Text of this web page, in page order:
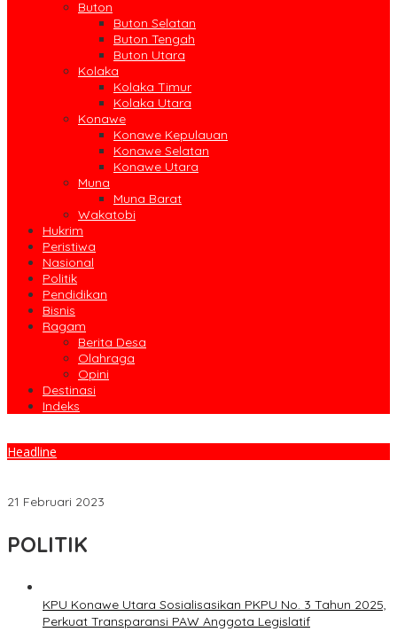
Buton
Buton Selatan
Buton Tengah
Buton Utara
Kolaka
Kolaka Timur
Kolaka Utara
Konawe
Konawe Kepulauan
Konawe Selatan
Konawe Utara
Muna
Muna Barat
Wakatobi
Hukrim
Peristiwa
Nasional
Politik
Pendidikan
Bisnis
Ragam
Berita Desa
Olahraga
Opini
Destinasi
Indeks
Headline
21 Februari 2023
POLITIK
KPU Konawe Utara Sosialisasikan PKPU No. 3 Tahun 2025,
Perkuat Transparansi PAW Anggota Legislatif